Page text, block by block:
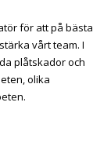
för att på bästa
vårt team. I
plåtskador och
olika